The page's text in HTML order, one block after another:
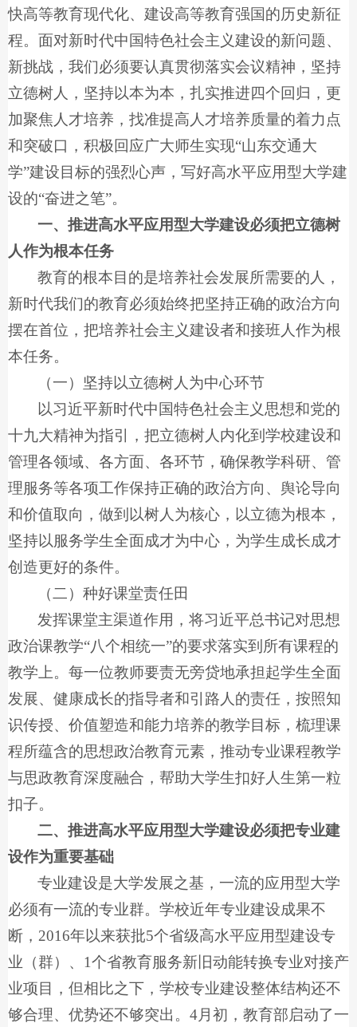
快高等教育现代化、建设高等教育强国的历史新征
程。面对新时代中国特色社会主义建设的新问题、
新挑战，我们必须要认真贯彻落实会议精神，坚持
立德树人，坚持以本为本，扎实推进四个回归，更
加聚焦人才培养，找准提高人才培养质量的着力点
和突破口，积极回应广大师生实现“山东交通大
学”建设目标的强烈心声，写好高水平应用型大学建
设的“奋进之笔”。
一、推进高水平应用型大学建设必须把立德树
人作为根本任务
教育的根本目的是培养社会发展所需要的人，
新时代我们的教育必须始终把坚持正确的政治方向
摆在首位，把培养社会主义建设者和接班人作为根
本任务。
（一）坚持以立德树人为中心环节
以习近平新时代中国特色社会主义思想和党的
十九大精神为指引，把立德树人内化到学校建设和
管理各领域、各方面、各环节，确保教学科研、管
理服务等各项工作保持正确的政治方向、舆论导向
和价值取向，做到以树人为核心，以立德为根本，
坚持以服务学生全面成才为中心，为学生成长成才
创造更好的条件。
（二）种好课堂责任田
发挥课堂主渠道作用，将习近平总书记对思想
政治课教学“八个相统一”的要求落实到所有课程的
教学上。每一位教师要责无旁贷地承担起学生全面
发展、健康成长的指导者和引路人的责任，按照知
识传授、价值塑造和能力培养的教学目标，梳理课
程所蕴含的思想政治教育元素，推动专业课程教学
与思政教育深度融合，帮助大学生扣好人生第一粒
扣子。
二、推进高水平应用型大学建设必须把专业建
设作为重要基础
专业建设是大学发展之基，一流的应用型大学
必须有一流的专业群。学校近年专业建设成果不
断，2016年以来获批5个省级高水平应用型建设专
业（群）、1个省教育服务新旧动能转换专业对接产
业项目，但相比之下，学校专业建设整体结构还不
够合理、优势还不够突出。4月初，教育部启动了一